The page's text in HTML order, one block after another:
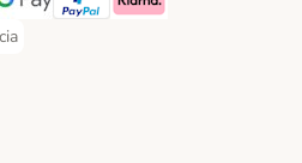
Payment Method
Payment Method
Pay Payment Method
PayPal Payment Method
Klarna Payment Method
Payment Method
Method
Method
Shipping Method